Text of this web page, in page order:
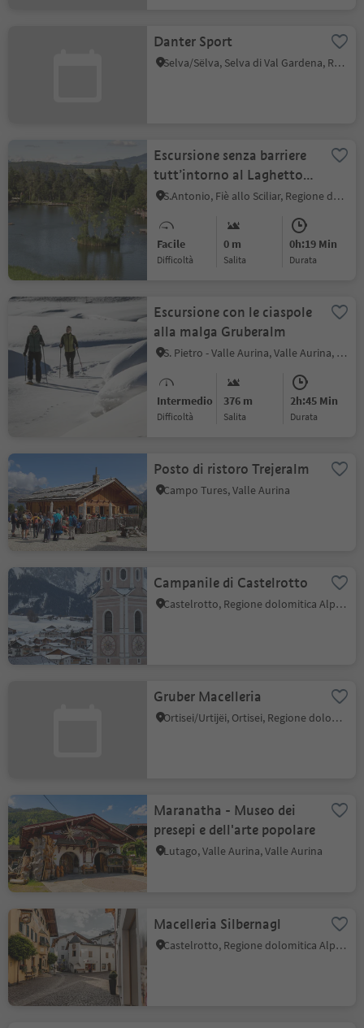
Danter Sport
Selva/Sëlva, Selva di Val Gardena, Regione dolomitica Val Gardena
Escursione senza barriere
tutt’intorno al Laghetto
di Fiè
S.Antonio, Fiè allo Sciliar, Regione dolomitica Alpe di Siusi
Facile
Difficoltà
0 m
Salita
0h:19 Min
durata
Escursione con le ciaspole
alla malga Gruberalm
S. Pietro - Valle Aurina, Valle Aurina, Valle Aurina
Intermedio
Difficoltà
376 m
Salita
2h:45 Min
durata
Posto di ristoro Trejeralm
Campo Tures, Valle Aurina
Campanile di Castelrotto
Castelrotto, Regione dolomitica Alpe di Siusi
Gruber Macelleria
Ortisei/Urtijëi, Ortisei, Regione dolomitica Val Gardena
Maranatha - Museo dei
presepi e dell'arte popolare
Lutago, Valle Aurina, Valle Aurina
Macelleria Silbernagl
Castelrotto, Regione dolomitica Alpe di Siusi